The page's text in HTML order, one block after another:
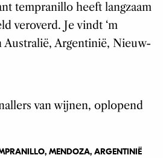
tempranillo heeft langzaam
veroverd. Je vindt ‘m
Argentinië, Nieuw-
van wijnen, oplopend
MENDOZA, ARGENTINIË